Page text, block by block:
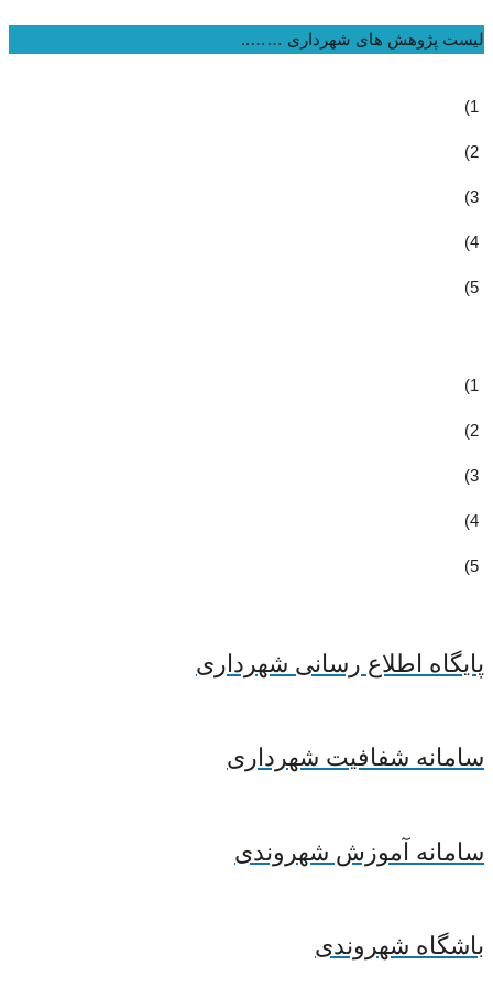
لیست پژوهش های شهرداری ……..
1)
2)
3)
4)
5)
1)
2)
3)
4)
5)
پایگاه اطلاع رسانی شهرداری
سامانه شفافیت شهرداری
سامانه آموزش شهروندی
باشگاه شهروندی